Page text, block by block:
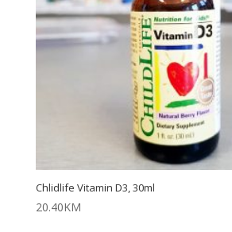
Chlidlife Vitamin D3, 30ml
20.40KM